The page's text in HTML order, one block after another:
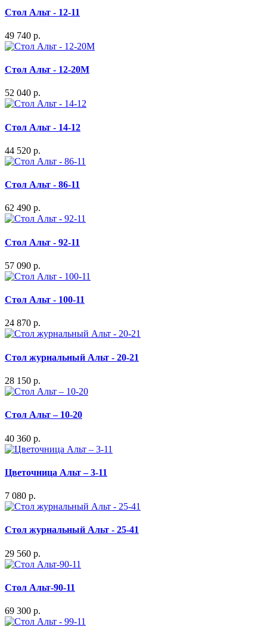
Стол Альт - 12-11
49 740 р.
Стол Альт - 12-20М
52 040 р.
Стол Альт - 14-12
44 520 р.
Стол Альт - 86-11
62 490 р.
Стол Альт - 92-11
57 090 р.
Стол Альт - 100-11
24 870 р.
Стол журнальный Альт - 20-21
28 150 р.
Стол Альт – 10-20
40 360 р.
Цветочница Альт – 3-11
7 080 р.
Стол журнальный Альт - 25-41
29 560 р.
Стол Альт-90-11
69 300 р.